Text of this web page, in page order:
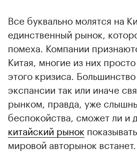
Все буквально молятся на
единственный рынок,
помеха. Компании
Китая, многие из них
этого кризиса.
экспансии так или иначе
рынком, правда, уже
беспокойства, сможет ли и
китайский рынок
мировой авторынок встанет.